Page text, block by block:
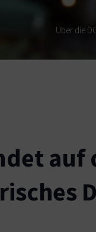
Über die